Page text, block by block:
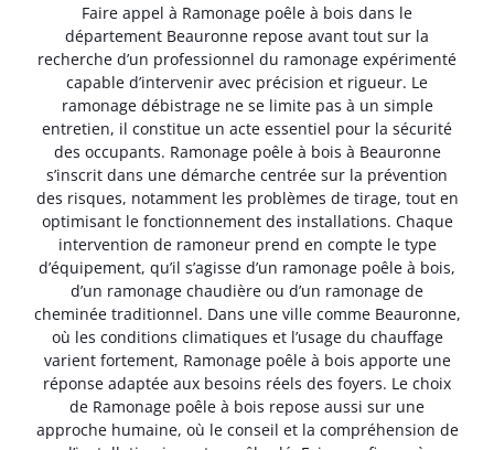
Faire appel à Ramonage poêle à bois dans le
département Beauronne repose avant tout sur la
recherche d’un professionnel du ramonage expérimenté
capable d’intervenir avec précision et rigueur. Le
ramonage débistrage ne se limite pas à un simple
entretien, il constitue un acte essentiel pour la sécurité
des occupants. Ramonage poêle à bois à Beauronne
s’inscrit dans une démarche centrée sur la prévention
des risques, notamment les problèmes de tirage, tout en
optimisant le fonctionnement des installations. Chaque
intervention de ramoneur prend en compte le type
d’équipement, qu’il s’agisse d’un ramonage poêle à bois,
d’un ramonage chaudière ou d’un ramonage de
cheminée traditionnel. Dans une ville comme Beauronne,
où les conditions climatiques et l’usage du chauffage
varient fortement, Ramonage poêle à bois apporte une
réponse adaptée aux besoins réels des foyers. Le choix
de Ramonage poêle à bois repose aussi sur une
approche humaine, où le conseil et la compréhension de